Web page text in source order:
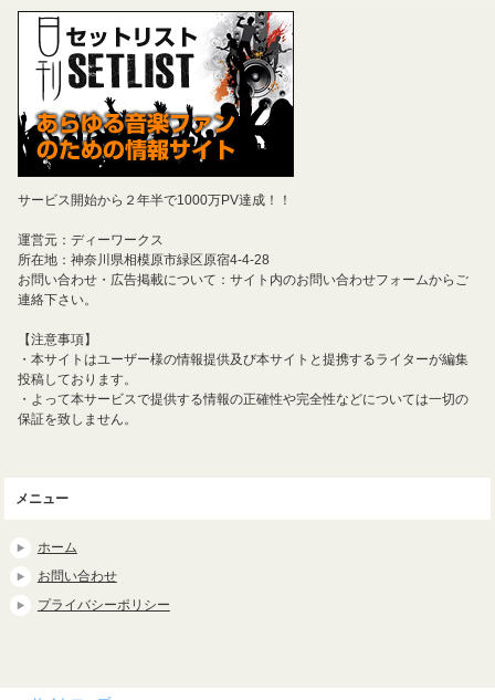
サービス開始から２年半で1000万PV達成！！
運営元：ディーワークス
所在地：神奈川県相模原市緑区原宿4-4-28
お問い合わせ・広告掲載について：サイト内のお問い合わせフォームからご
連絡下さい。
【注意事項】
・本サイトはユーザー様の情報提供及び本サイトと提携するライターが編集
投稿しております。
・よって本サービスで提供する情報の正確性や完全性などについては一切の
保証を致しません。
メニュー
ホーム
お問い合わせ
プライバシーポリシー